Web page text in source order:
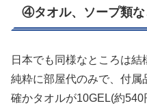
④タオル、ソープ類
日本でも同様なところは
純粋に部屋代のみで、付属
確かタオルが10GEL(約